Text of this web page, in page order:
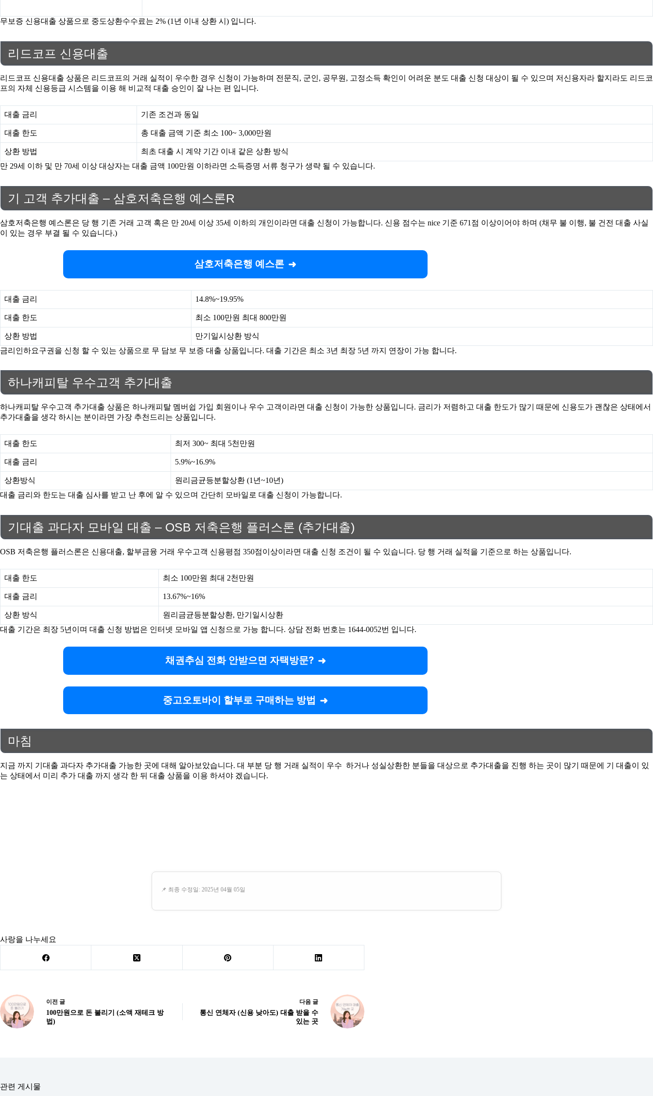
무보증 신용대출 상품으로 중도상환수수료는 2% (1년 이내 상환 시) 입니다.
리드코프 신용대출
리드코프 신용대출 상품은 리드코프의 거래 실적이 우수한 경우 신청이 가능하며 전문직, 군인, 공무원, 고정소득 확인이 어려운 분도 대출 신청 대상이 될 수 있으며 저신용자라 할지라도 리드코
프의 자체 신용등급 시스템을 이용 해 비교적 대출 승인이 잘 나는 편 입니다.
대출 금리 기존 조건과 동일
대출 한도 총 대출 금액 기준 최소 100~ 3,000만원
상환 방법
최초 대출 시 계약 기간 이내 같은 상환 방식
만 29세 이하 및 만 70세 이상 대상자는 대출 금액 100만원 이하라면 소득증명 서류 청구가 생략 될 수 있습니다.
기 고객 추가대출 – 삼호저축은행 예스론R
삼호저축은행 예스론은 당 행 기존 거래 고객 혹은 만 20세 이상 35세 이하의 개인이라면 대출 신청이 가능합니다. 신용 점수는 nice 기준 671점 이상이어야 하며 (채무 불 이행, 불 건전 대출 사실
이 있는 경우 부결 될 수 있습니다.)
삼호저축은행 예스론
대출 금리 14.8%~19.95%
대출 한도 최소 100만원 최대 800만원
상환 방법
만기일시상환 방식
금리인하요구권을 신청 할 수 있는 상품으로 무 담보 무 보증 대출 상품입니다. 대출 기간은 최소 3년 최장 5년 까지 연장이 가능 합니다.
하나캐피탈 우수고객 추가대출
하나캐피탈 우수고객 추가대출 상품은 하나캐피탈 멤버쉽 가입 회원이나 우수 고객이라면 대출 신청이 가능한 상품입니다. 금리가 저렴하고 대출 한도가 많기 때문에 신용도가 괜찮은 상태에서
추가대출을 생각 하시는 분이라면 가장 추천드리는 상품입니다.
대출 한도 최저 300~ 최대 5천만원
대출 금리 5.9%~16.9%
상환방식
원리금균등분할상환 (1년~10년)
대출 금리와 한도는 대출 심사를 받고 난 후에 알 수 있으며 간단히 모바일로 대출 신청이 가능합니다.
기대출 과다자 모바일 대출 – OSB 저축은행 플러스론 (추가대출)
OSB 저축은행 플러스론은 신용대출, 할부금융 거래 우수고객 신용평점 350점이상이라면 대출 신청 조건이 될 수 있습니다. 당 행 거래 실적을 기준으로 하는 상품입니다.
대출 한도 최소 100만원 최대 2천만원
대출 금리 13.67%~16%
상환 방식
원리금균등분할상환, 만기일시상환
대출 기간은 최장 5년이며 대출 신청 방법은 인터넷 모바일 앱 신청으로 가능 합니다. 상담 전화 번호는 1644-0052번 입니다.
채권추심 전화 안받으면 자택방문?
중고오토바이 할부로 구매하는 방법
마침
지금 까지 기대출 과다자 추가대출 가능한 곳에 대해 알아보았습니다. 대 부분 당 행 거래 실적이 우수 하거나 성실상환한 분들을 대상으로 추가대출을 진행 하는 곳이 많기 때문에 기 대출이 있
는 상태에서 미리 추가 대출 까지 생각 한 뒤 대출 상품을 이용 하셔야 겠습니다.
📌 최종 수정일: 2025년 04월 05일
사랑을 나누세요
이전 글
100만원으로 돈 불리기 (소액 재테크 방
법)
다음 글
통신 연체자 (신용 낮아도) 대출 받을 수
있는 곳
관련 게시물